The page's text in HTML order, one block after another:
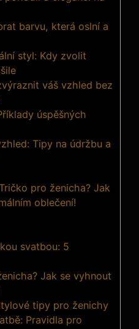
barvu, která oslní a
styl: Kdy zvolit
váš vzhled bez
úspěšných
Tipy na údržbu a
pro ženicha? Jak
oblečení!
svatbou: 5
Jak se vyhnout
tipy pro ženichy
Pravidla pro